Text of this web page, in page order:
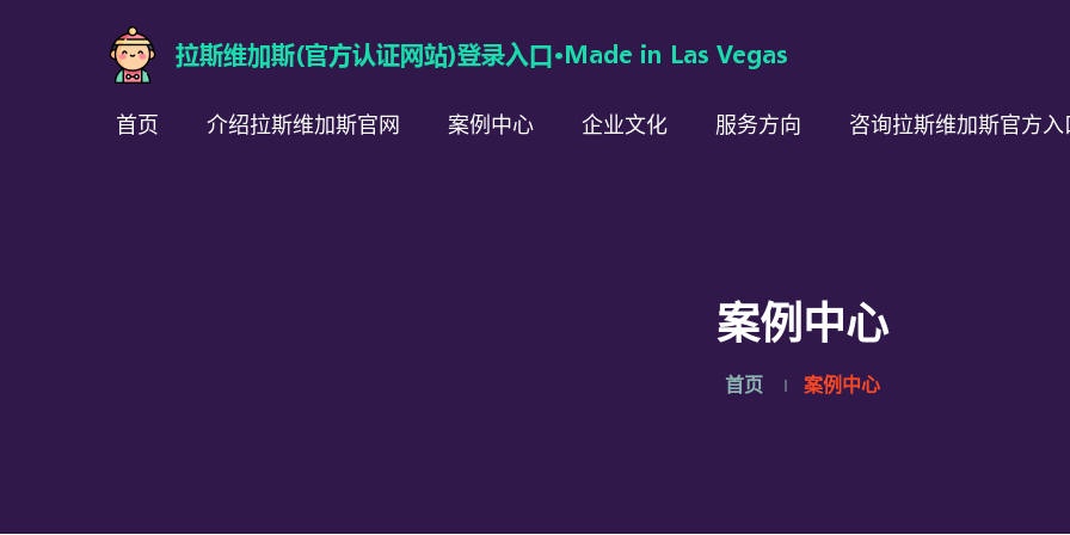
首页 介绍拉斯维加斯官网 案例中心 企业文化 服务方向 咨询拉斯维加斯官方入
案例中心
首页 案例中心